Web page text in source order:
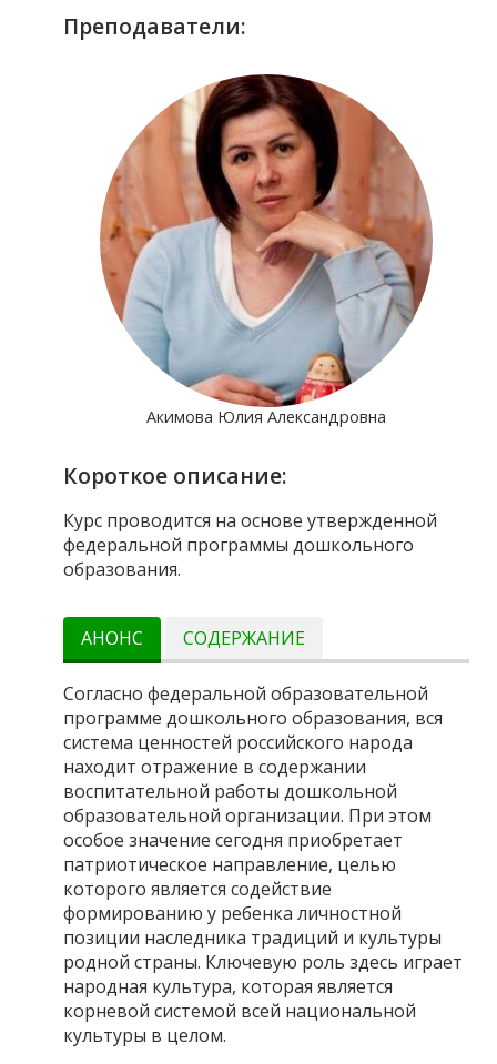
Преподаватели:
Акимова Юлия Александровна
Короткое описание:
Курс проводится на основе утвержденной
федеральной программы дошкольного
образования.
АНОНС СОДЕРЖАНИЕ
Согласно федеральной образовательной
программе дошкольного образования, вся
система ценностей российского народа
находит отражение в содержании
воспитательной работы дошкольной
образовательной организации. При этом
особое значение сегодня приобретает
патриотическое направление, целью
которого является содействие
формированию у ребенка личностной
позиции наследника традиций и культуры
родной страны. Ключевую роль здесь играет
народная культура, которая является
корневой системой всей национальной
культуры в целом.